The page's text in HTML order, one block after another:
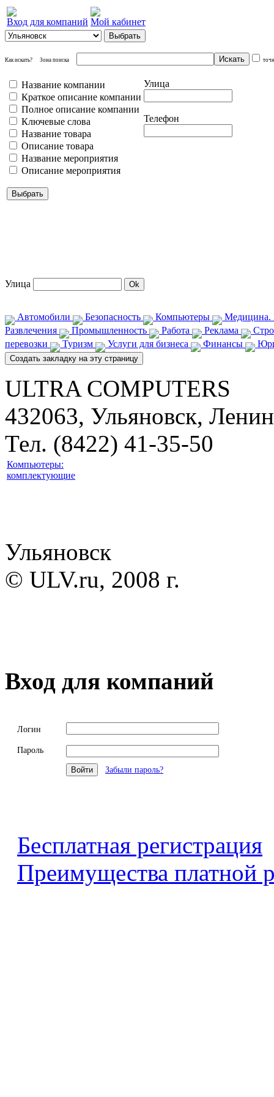
Вход для компаний Мой кабинет
Как искать? Зона поиска
Название компании
Краткое описание компании
Полное описание компании
Ключевые слова
Название товара
Описание товара
Название мероприятия
Описание мероприятия
Улица
Телефон
Улица
Автомобили Безопасность Компьютеры
Медицина.
Развлечения
Промышленность Работа Реклама
перевозки
Туризм Услуги для бизнеса Финансы
ULTRA COMPUTERS
432063, Ульяновск,
Тел. (8422) 41-35-50
Компьютеры:
комплектующие
Ульяновск
© ULV.ru, 2008 г.
Вход для компаний
Логин
Пароль
Забыли пароль?
Бесплатная регистрация
Преимущества платной